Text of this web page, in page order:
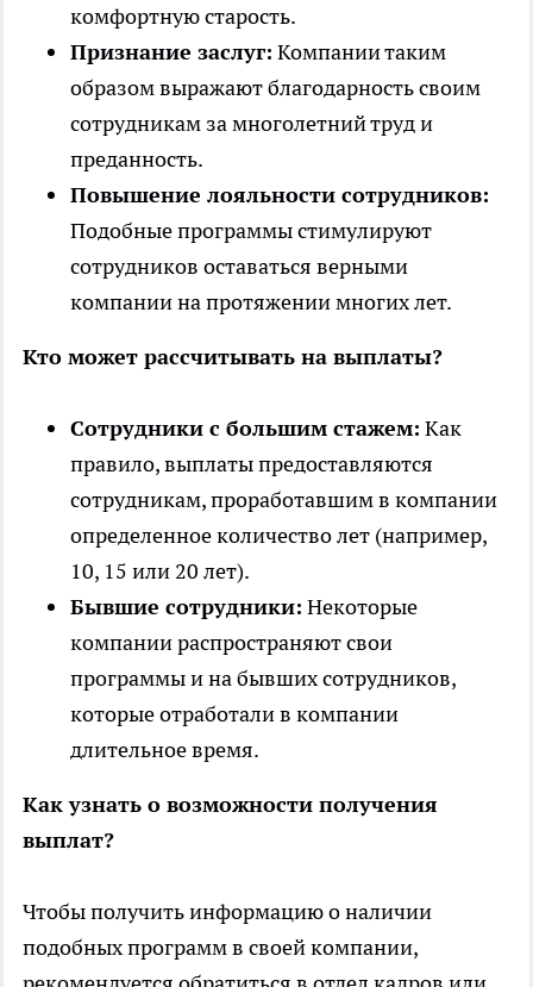
комфортную старость.
Признание заслуг: Компании таким
образом выражают благодарность своим
сотрудникам за многолетний труд и
преданность.
Повышение лояльности сотрудников:
Подобные программы стимулируют
сотрудников оставаться верными
компании на протяжении многих лет.
Кто может рассчитывать на выплаты?
Сотрудники с большим стажем: Как
правило, выплаты предоставляются
сотрудникам, проработавшим в компании
определенное количество лет (например,
10, 15 или 20 лет).
Бывшие сотрудники: Некоторые
компании распространяют свои
программы и на бывших сотрудников,
которые отработали в компании
длительное время.
Как узнать о возможности получения
выплат?
Чтобы получить информацию о наличии
подобных программ в своей компании,